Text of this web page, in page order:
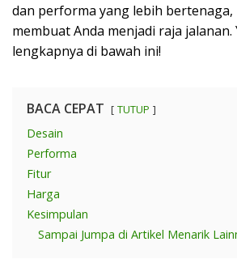
dan performa yang lebih
membuat Anda menjadi raja jalanan.
lengkapnya di bawah ini!
BACA CEPAT TUTUP
Desain
Performa
Fitur
Harga
Kesimpulan
Sampai Jumpa di Artikel Menarik